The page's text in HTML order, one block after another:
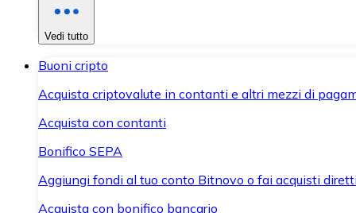
Vedi tutto
Buoni cripto
Acquista criptovalute in contanti e altri mezzi di
Acquista con contanti
Bonifico SEPA
Aggiungi fondi al tuo conto Bitnovo o fai acquisti
Acquista con bonifico bancario